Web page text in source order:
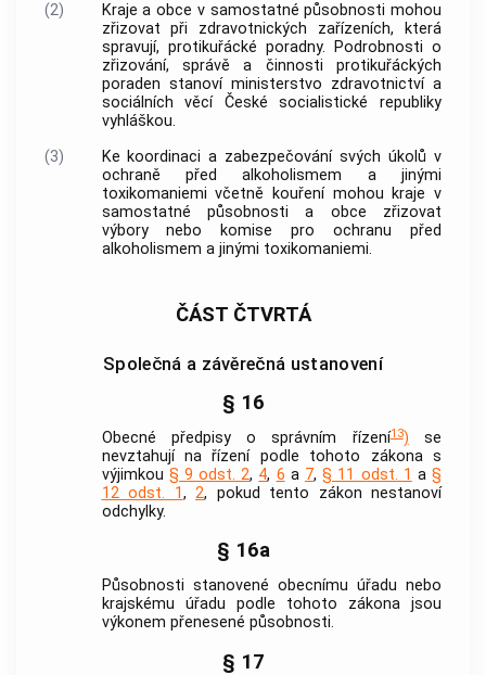
(2) Kraje a obce v samostatné působnosti mohou
zřizovat při zdravotnických zařízeních, která
spravují, protikuřácké poradny. Podrobnosti o
zřizování, správě a činnosti protikuřáckých
poraden stanoví ministerstvo zdravotnictví a
sociálních věcí České socialistické republiky
vyhláškou.
(3)
Ke koordinaci a zabezpečování svých úkolů v
ochraně před alkoholismem a jinými
toxikomaniemi včetně kouření mohou kraje v
samostatné působnosti a obce zřizovat
výbory nebo komise pro ochranu před
alkoholismem a jinými toxikomaniemi.
ČÁST ČTVRTÁ
Společná a závěrečná ustanovení
§ 16
Obecné předpisy o správním řízení13) se
nevztahují na řízení podle tohoto zákona s
výjimkou § 9 odst. 2, 4, 6 a 7,§ 11 odst. 1 a§
12 odst. 1, 2, pokud tento zákon nestanoví
odchylky.
§ 16a
Působnosti stanovené obecnímu úřadu nebo
krajskému úřadu podle tohoto zákona jsou
výkonem přenesené působnosti.
§ 17